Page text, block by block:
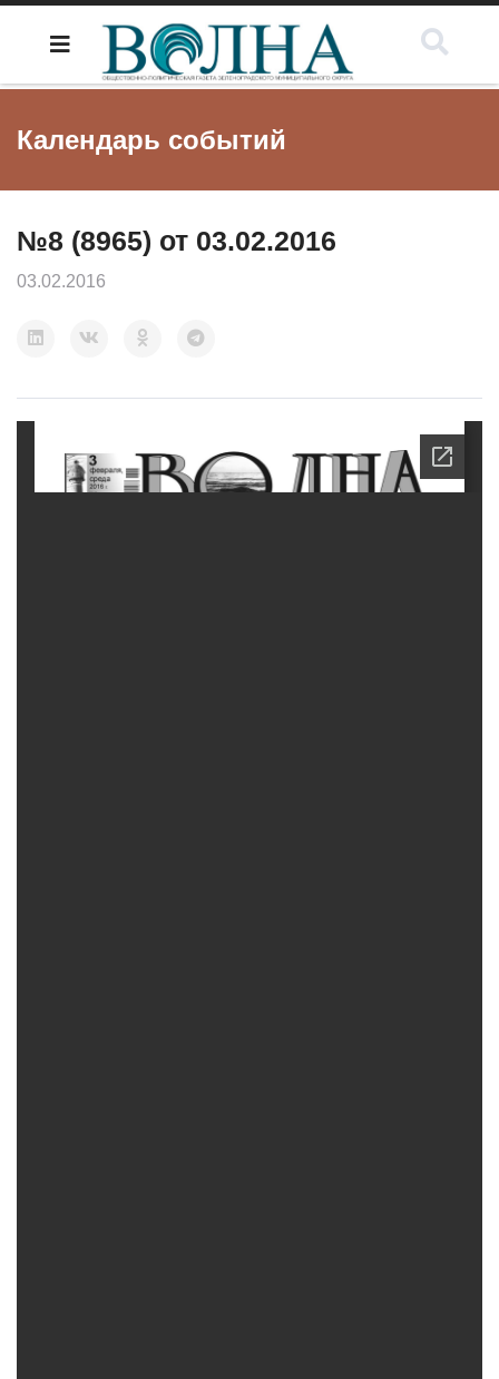
Календарь событий
№8 (8965) от 03.02.2016
03.02.2016